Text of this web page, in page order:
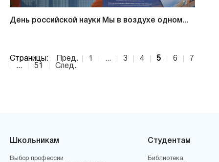
День российской науки Мы в воздухе одном...
Страницы: Пред. 1 ... 3 4 5 6
7
...
51 След.
Школьникам
Выбор профессии
Студентам
Библиотека